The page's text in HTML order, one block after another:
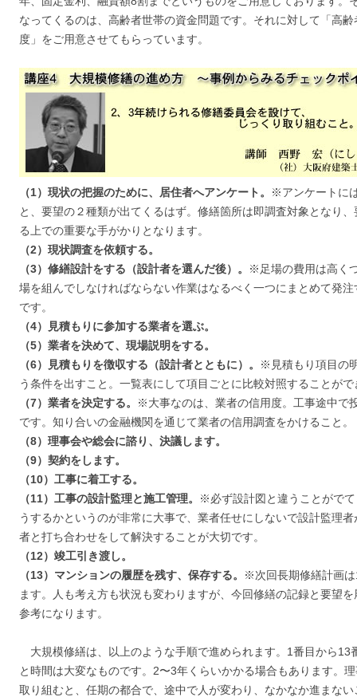
なってくるのは、高齢者世帯の資金問題です。それに対して「高
度」をご用意させてもらっています。
（1）現状の把握のために、居住者へアンケート。
※アンケートに
と、要望の２種類が出てくるはず。修繕箇所は即調査対象となり
る上での重要な手がかりとなります。
（2）現状調査を依頼する。
（3）修繕設計をする（設計者を選んだ後）。
※足場の費用は高く
場を組んでしなければならない作業はなるべく一つにまとめて発
です。
（4）見積もりに参加する業者を選ぶ。
（5）業者を決めて、現場説明をする。
（6）見積もりを徴収する（設計者とともに）。
※見積もり項目の
う条件を出すこと。一覧表にして項目ごとに比較対照することがで
（7）業者を決定する。
※大事なのは、業者の信用度。工事途中で
です。知り合いの金融機関を通じて業者の信用調査をかけること。
（8）理事会や総会に諮り、決議します。
（9）契約をします。
（10）工事に着工する。
（11）工事の設計監理と施工管理。
※必ず設計図と違うことがで
うするかというのが非常に大事で、業者任せにしないで設計監理
者と打ち合わせをして解決することが大切です。
（12）竣工引き渡し。
（13）マンションの履歴を残す、保存する。
※次回長期修繕計画
ます。人も考え方も状況も変わりますが、今回修繕の記録と要望
参考になります。
大規模修繕は、以上のような手順で進められます。1番目から13
と時間は大変なものです。2〜3年くらいかかる場合もあります。
取り組むと、任期の都合で、途中で人が変わり、なかなか進まな